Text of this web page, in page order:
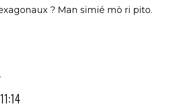
? Man simié mò ri pito.